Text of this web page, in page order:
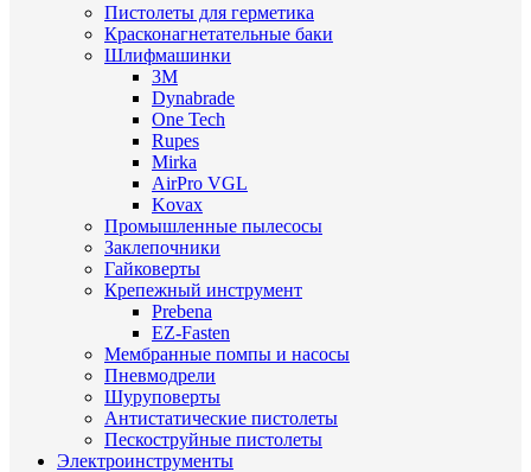
Пистолеты для герметика
Красконагнетательные баки
Шлифмашинки
3M
Dynabrade
One Tech
Rupes
Mirka
AirPro VGL
Kovax
Промышленные пылесосы
Заклепочники
Гайковерты
Крепежный инструмент
Prebena
EZ-Fasten
Мембранные помпы и насосы
Пневмодрели
Шуруповерты
Антистатические пистолеты
Пескоструйные пистолеты
Электроинструменты